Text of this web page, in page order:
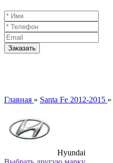
Главная » Santa Fe 2012-2015 »
Hyundai